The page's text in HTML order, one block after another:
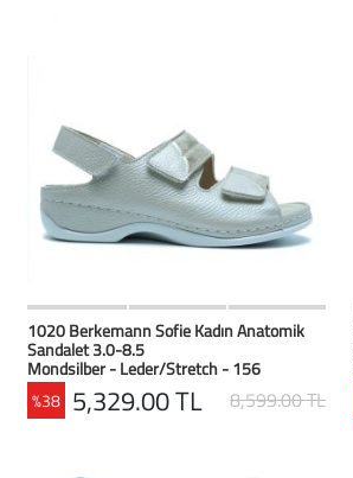
HIZLI BAK Favorilerim
1020 Berkemann Sofie Kadın Anatomik
Sandalet 3.0-8.5
Mondsilber - Leder/Stretch - 156
%38 5,329.00 TL 8,599.00 TL